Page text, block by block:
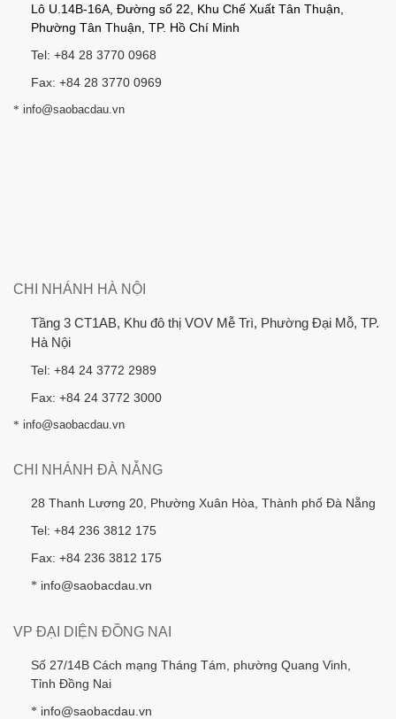
Lô U.14B-16A, Đường số 22, Khu Chế Xuất Tân Thuận,
Phường Tân Thuận, TP. Hồ Chí Minh
Tel: +84 28 3770 0968
Fax: +84 28 3770 0969
* info@saobacdau.vn
CHI NHÁNH HÀ NỘI
Tầng 3 CT1AB, Khu đô thị VOV Mễ Trì, Phường Đại Mỗ, TP.
Hà Nội
Tel: +84 24 3772 2989
Fax: +84 24 3772 3000
* info@saobacdau.vn
CHI NHÁNH ĐÀ NẴNG
28 Thanh Lương 20, Phường Xuân Hòa, Thành phố Đà Nẵng
Tel: +84 236 3812 175
Fax: +84 236 3812 175
* info@saobacdau.vn
VP ĐẠI DIỆN ĐỒNG NAI
Số 27/14B Cách mạng Tháng Tám, phường Quang Vinh,
Tỉnh Đồng Nai
* info@saobacdau.vn